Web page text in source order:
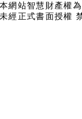
本網站智慧財產權
未經正式書面授權